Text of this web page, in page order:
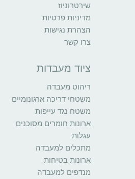
שירטרוניוז
מדיניות פרטיות
הצהרת נגישות
צרו קשר
ציוד מעבדות
ריהוט מעבדה
משטחי דריכה ארגונומיים
משטח נגד עייפות
ארונות חומרים מסוכנים
עגלות
מתכלים למעבדה
ארונות בטיחות
מנדפים למעבדה